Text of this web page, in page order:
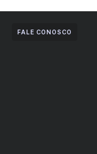
FALE CONOSCO